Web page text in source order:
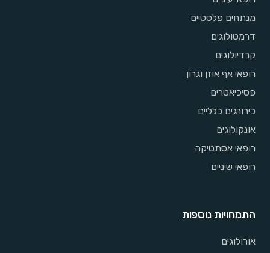
מנתחים פלסטיים
דרמטולוגים
קרדיולוגים
רופאי אף אוזן וגרון
פסיכיאטרים
כירורגים כלליים
אונקולוגים
רופאי אסתטיקה
רופאי שיניים
התמחויות נוספות
אורולוגים